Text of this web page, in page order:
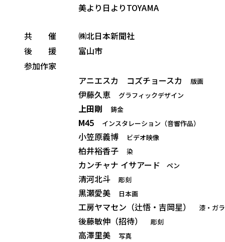
美より日よりTOYAMA
共 催
㈱北日本新聞社
後 援
富山市
参加作家
アニエスカ コズチョースカ
版画
伊藤久恵 グラフィックデザイン
上田剛 鋳金
M45 インスタレーション（音響作品）
小笠原義博 ビデオ映像
柏井裕香子 染
カンチャナ イサアード ペン
清河北斗 彫刻
黒瀬愛美 日本画
工房ヤマセン（辻悟・吉岡星） 漆・ガ
後藤敏伸（招待） 彫刻
高澤里美 写真